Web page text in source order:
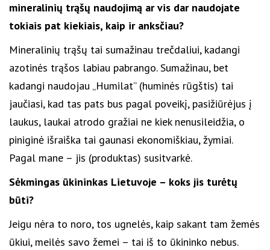
mineralinių trąšų naudojimą ar vis dar naudojate
tokiais pat kiekiais, kaip ir anksčiau?
Mineralinių trąšų tai sumažinau trečdaliui, kadangi
azotinės trąšos labiau pabrango. Sumažinau, bet
kadangi naudojau „Humilat” (huminės rūgštis) tai
jaučiasi, kad tas pats bus pagal poveikį, pasižiūrėjus į
laukus, laukai atrodo gražiai ne kiek nenusileidžia, o
piniginė išraiška tai gaunasi ekonomiškiau, žymiai.
Pagal mane – jis (produktas) susitvarkė.
Sėkmingas ūkininkas Lietuvoje – koks jis turėtų
būti?
Jeigu nėra to noro, tos ugnelės, kaip sakant tam žemės
ūkiui, meilės savo žemei – tai iš to ūkininko nebus.